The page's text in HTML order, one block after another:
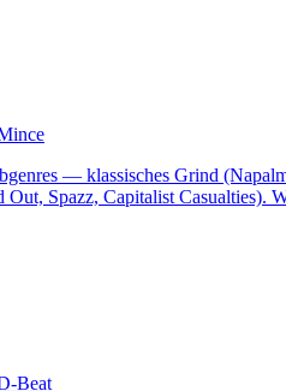
— klassisches Grind
Out, Spazz, Capitalist
Beat